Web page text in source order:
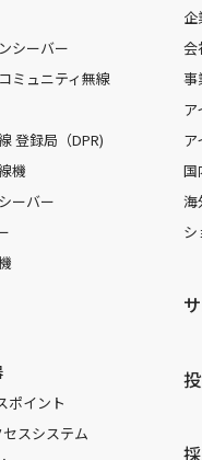
シーバー
ミュニティ無線
登録局（DPR)
機
ーバー
ポイント
スシステム
企
会
事
ア
ア
国
海
シ